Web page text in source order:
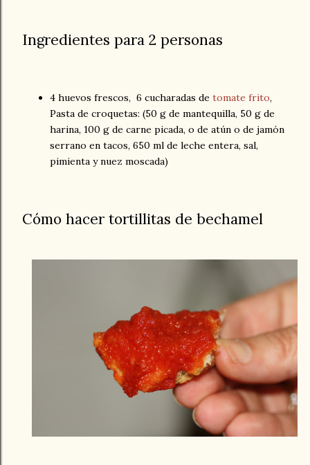
Ingredientes para 2 personas
4 huevos frescos, 6 cucharadas de tomate frito,
Pasta de croquetas: (50 g de mantequilla, 50 g de
harina, 100 g de carne picada, o de atún o de jamón
serrano en tacos, 650 ml de leche entera, sal,
pimienta y nuez moscada)
Cómo hacer tortillitas de bechamel